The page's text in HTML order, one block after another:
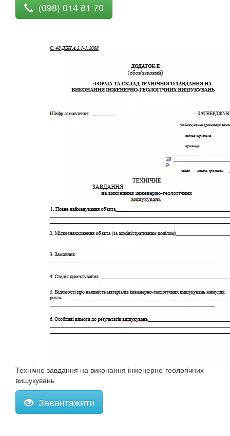
(098) 014 81 70
Технічне завдання на виконання інженерно-геологічних
вишукувань
Завантажити